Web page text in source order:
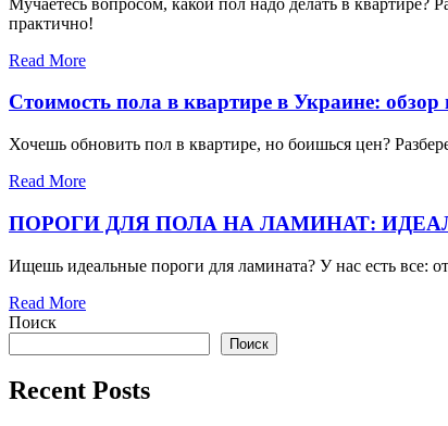
практично!
Read More
Стоимость пола в квартире в Украине:
Хочешь обновить пол в квартире, но боишься цен?
Read More
ПОРОГИ ДЛЯ ПОЛА НА ЛАМИНАТ:
Ищешь идеальные пороги для ламината? У нас есть все:
Read More
Поиск
Поиск
Recent Posts